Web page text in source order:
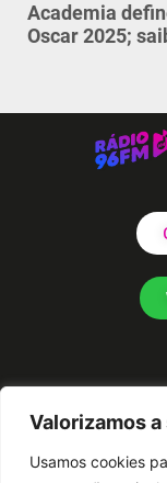
Valorizamos
Usamos cookies
Academia
Oscar 2025;